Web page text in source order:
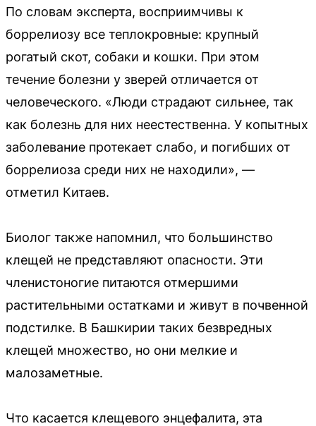
По словам эксперта, восприимчивы к
боррелиозу все теплокровные: крупный
рогатый скот, собаки и кошки. При этом
течение болезни у зверей отличается от
человеческого. «Люди страдают сильнее, так
как болезнь для них неестественна. У копытных
заболевание протекает слабо, и погибших от
боррелиоза среди них не находили», —
отметил Китаев.
Биолог также напомнил, что большинство
клещей не представляют опасности. Эти
членистоногие питаются отмершими
растительными остатками и живут в почвенной
подстилке. В Башкирии таких безвредных
клещей множество, но они мелкие и
малозаметные.
Что касается клещевого энцефалита, эта